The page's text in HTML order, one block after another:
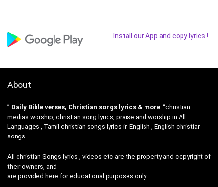
Install our App and copy lyrics !
About
” Daily Bible verses, Christian songs lyrics & more “christian
medias worship, christian song lyrics, praise and worship in All
Languages , Tamil christian songs lyrics in English , English christian
songs .
All christian Songs lyrics , videos etc are the property and copyright of
their owners, and
are provided here for educational purposes only.